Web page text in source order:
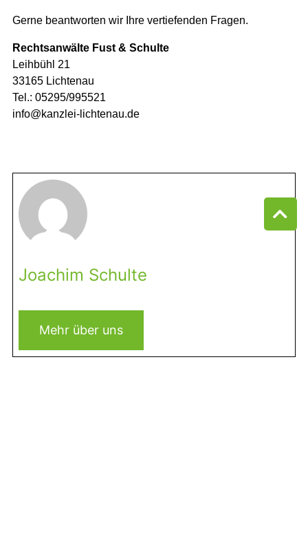
Gerne beantworten wir Ihre vertiefenden Fragen.
Rechtsanwälte Fust & Schulte
Leihbühl 21
33165 Lichtenau
Tel.: 05295/995521
info@kanzlei-lichtenau.de
Joachim Schulte
Mehr über uns